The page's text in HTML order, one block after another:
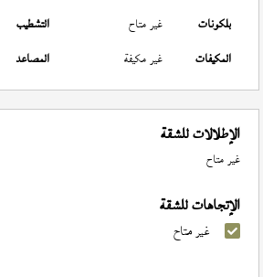
بلكونات
غير متاح التشطيب
المكيفات
غير مكيفة المصاعد
الإطلالات للشقة
غير متاح
الإتجاهات للشقة
غير متاح